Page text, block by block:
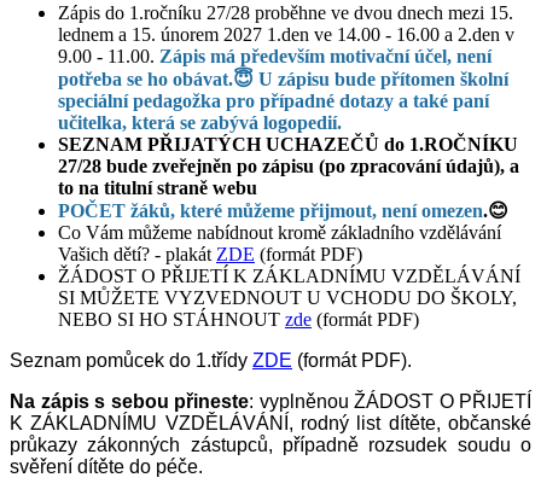
Zápis do 1.ročníku 27/28 proběhne ve dvou dnech mezi 15.
lednem a 15. únorem 2027 1.den ve 14.00 - 16.00 a 2.den v
9.00 - 11.00. Zápis má především motivační účel, není
potřeba se ho obávat.😇 U zápisu bude přítomen školní
speciální pedagožka pro případné dotazy a také paní
učitelka, která se zabývá logopedií.
SEZNAM PŘIJATÝCH UCHAZEČŮ do 1.ROČNÍKU
27/28 bude zveřejněn po zápisu (po zpracování údajů), a
to na titulní straně webu
POČET žáků, které můžeme přijmout, není omezen.😊
Co Vám můžeme nabídnout kromě základního vzdělávání
Vašich dětí? - plakát ZDE (formát PDF)
ŽÁDOST O PŘIJETÍ K ZÁKLADNÍMU VZDĚLÁVÁNÍ
SI MŮŽETE VYZVEDNOUT U VCHODU DO ŠKOLY,
NEBO SI HO STÁHNOUT zde (formát PDF)
Seznam pomůcek do 1.třídy ZDE (formát PDF).
Na zápis s sebou přineste: vyplněnou ŽÁDOST O PŘIJETÍ
K ZÁKLADNÍMU VZDĚLÁVÁNÍ, rodný list dítěte, občanské
průkazy zákonných zástupců, případně rozsudek soudu o
svěření dítěte do péče.